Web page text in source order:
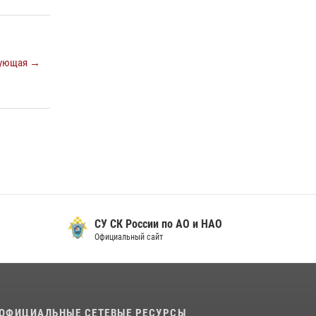
→
СУ СК России по АО и НАО
Официальный сайт
СЕТЕВЫЕ РЕСУРСЫ